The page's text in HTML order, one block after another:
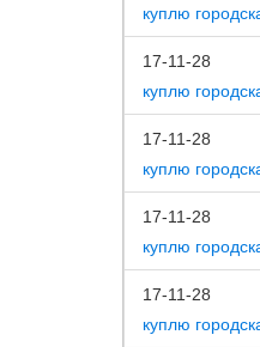
17-11-28
17-11-28
17-11-28
17-11-28